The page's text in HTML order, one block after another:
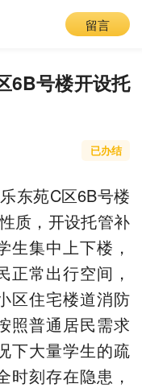
留言
6B号楼开设托
已办结
东苑C区6B号楼
质，开设托管补
生集中上下楼，
正常出行空间，
区住宅楼道消防
照普通居民需求
下大量学生的疏
时刻存在隐患，